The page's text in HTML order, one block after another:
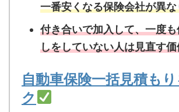
一番安くなる保険会社が異
付き合いで加入して、一度
しをしていない人は見直す
自動車保険一括見積も
ク